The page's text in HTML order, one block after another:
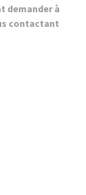
demander à
contactant